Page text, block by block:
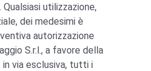
utilizzazione,
dei medesimi è
autorizzazione
S.r.l., a favore della
in via esclusiva, tutti i